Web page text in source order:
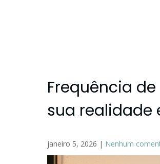
Frequência
sua realidade
janeiro 5, 2026 | Nenhum